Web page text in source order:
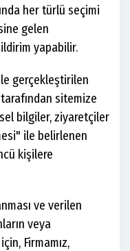
her türlü seçimi
gelen
yapabilir.
gerçekleştirilen
sitemize
bilgiler, ziyaretçiler
ile belirlenen
kişilere
ve verilen
veya
Firmamız,